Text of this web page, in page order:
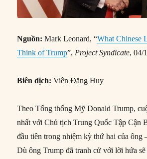
Nguồn: Mark Leonard, “What Chinese
Think of Trump”, Project Syndicate, 04/
Biên dịch:Viên Đăng Huy
Theo Tổng thống Mỹ Donald Trump,
nhất với Chủ tịch Trung Quốc Tập Cận
đầu tiên trong nhiệm kỳ thứ hai của ông
Dù ông Trump đã tranh cử với lời hứa